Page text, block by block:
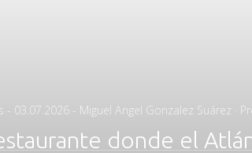
- Posted
03.07.2026 - Miguel Angel Gonzalez Suárez ·
donde el